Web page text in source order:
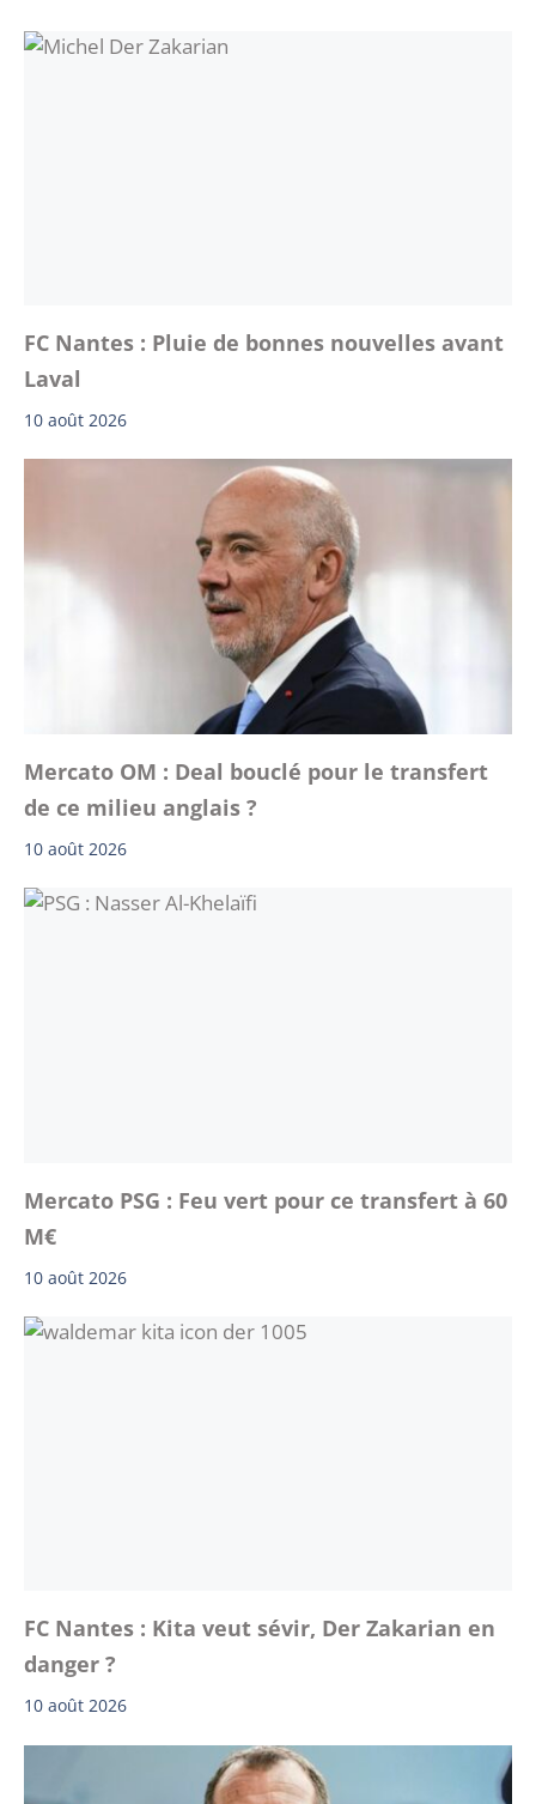
FC Nantes : Pluie de bonnes nouvelles avant
Laval
10 août 2026
Mercato OM : Deal bouclé pour le transfert
de ce milieu anglais ?
10 août 2026
Mercato PSG : Feu vert pour ce transfert à 60
M€
10 août 2026
FC Nantes : Kita veut sévir, Der Zakarian en
danger ?
10 août 2026